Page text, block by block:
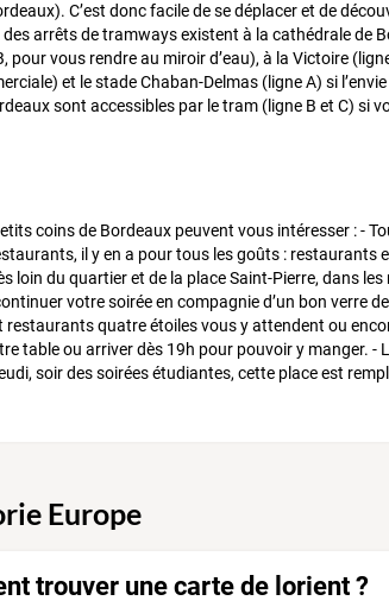
C’est donc facile de se déplacer et de
arrêts de tramways existent à la cathédrale de
pour vous rendre au miroir d’eau), à la Victoire
et le stade Chaban-Delmas (ligne A) si
sont accessibles par le tram (ligne B et C) si
coins de Bordeaux peuvent vous intéresser : -
il y en a pour tous les goûts : restaurants
du quartier et de la place Saint-Pierre, dans les
votre soirée en compagnie d’un bon verre
quatre étoiles vous y attendent ou
table ou arriver dès 19h pour pouvoir y manger.
soir des soirées étudiantes, cette place est
Europe
trouver une carte de lorient ?